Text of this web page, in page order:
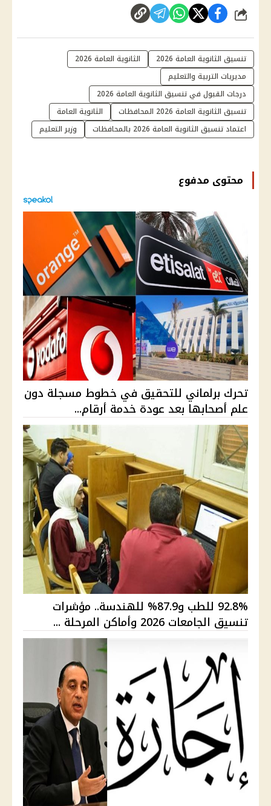
شارك
تنسيق الثانوية العامة 2026
الثانوية العامة 2026
مديريات التربية والتعليم
درجات القبول في تنسيق الثانوية العامة 2026
تنسيق الثانوية العامة 2026 المحافظات
الثانوية العامة
اعتماد تنسيق الثانوية العامة 2026 بالمحافظات
وزير التعليم
محتوى مدفوع
تحرك برلماني للتحقيق في خطوط مسجلة دون
علم أصحابها بعد عودة خدمة أرقام...
92.8% للطب و87.9% للهندسة.. مؤشرات
تنسيق الجامعات 2026 وأماكن المرحلة ...